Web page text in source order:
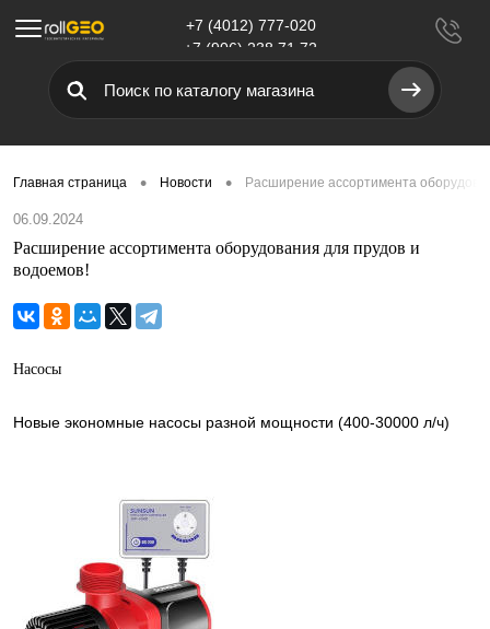
Меню
+7 (4012) 777-020
+7 (906) 238 71 72
Главная страница • Новости • Расширение ассортимента
06.09.2024
Расширение ассортимента оборудования для прудов и
водоемов!
Насосы
Новые экономные насосы разной мощности (400-30000 л/ч)